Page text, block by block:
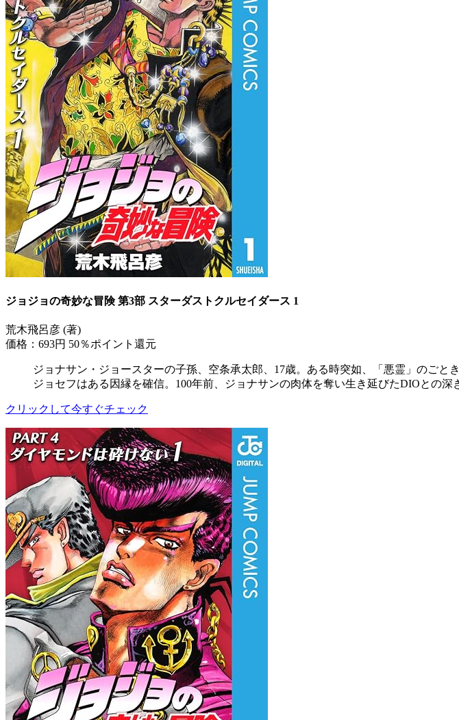
ジョジョの奇妙な冒険 第3部 スターダストクルセイダース 1
荒木飛呂彦 (著)
価格：693円 50％ポイント還元
ジョナサン・ジョースターの子孫、空条承太郎、17歳。ある時突如、「悪霊」のご
ジョセフはある因縁を確信。100年前、ジョナサンの肉体を奪い生き延びたDIOとの
クリックして今すぐチェック